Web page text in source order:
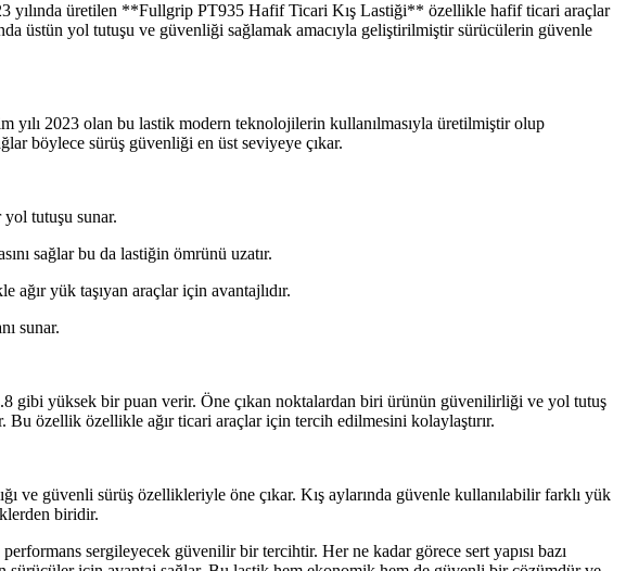
yılında üretilen **Fullgrip PT935 Hafif Ticari Kış Lastiği** özellikle hafif ticari araçlar
üstün yol tutuşu ve güvenliği sağlamak amacıyla geliştirilmiştir sürücülerin güvenle
2023 olan bu lastik modern teknolojilerin kullanılmasıyla üretilmiştir olup
böylece sürüş güvenliği en üst seviyeye çıkar.
tutuşu sunar.
sağlar bu da lastiğin ömrünü uzatır.
yük taşıyan araçlar için avantajlıdır.
sunar.
gibi yüksek bir puan verir. Öne çıkan noktalardan biri ürünün güvenilirliği ve yol tutuş
Bu özellik özellikle ağır ticari araçlar için tercih edilmesini kolaylaştırır.
ve güvenli sürüş özellikleriyle öne çıkar. Kış aylarında güvenle kullanılabilir farklı yük
biridir.
sergileyecek güvenilir bir tercihtir. Her ne kadar görece sert yapısı bazı